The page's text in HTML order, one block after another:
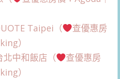
Taipei（
查優惠房
）
北中和飯店（
查優惠房
）